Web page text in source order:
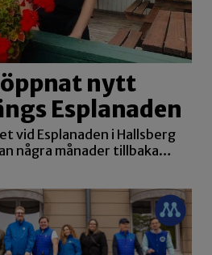
nytt
Esplanaden
vid Esplanaden i Hallsberg
några månader tillbaka…